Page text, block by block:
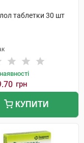
таблетки 30 шт
грн
КУПИТИ